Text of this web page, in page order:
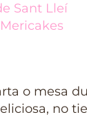
Sant Lleí
Mericakes
o mesa
no